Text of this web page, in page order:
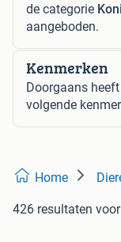
de categorie
aangeboden.
Kenmerken
Doorgaans heeft
volgende
Home
426 resultaten